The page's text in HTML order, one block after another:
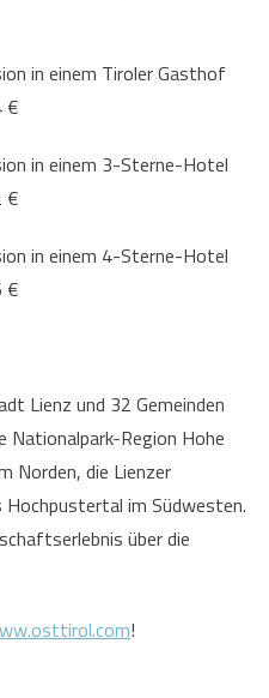
in einem Tiroler Gasthof
€
in einem 3-Sterne-Hotel
€
in einem 4-Sterne-Hotel
€
Lienz und 32 Gemeinden
Nationalpark-Region Hohe
Norden, die Lienzer
im Südwesten.
über die
!